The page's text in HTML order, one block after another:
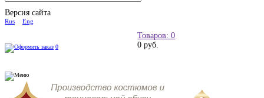
Версия сайта
Rus Eng
Товаров: 0
0 руб.
0